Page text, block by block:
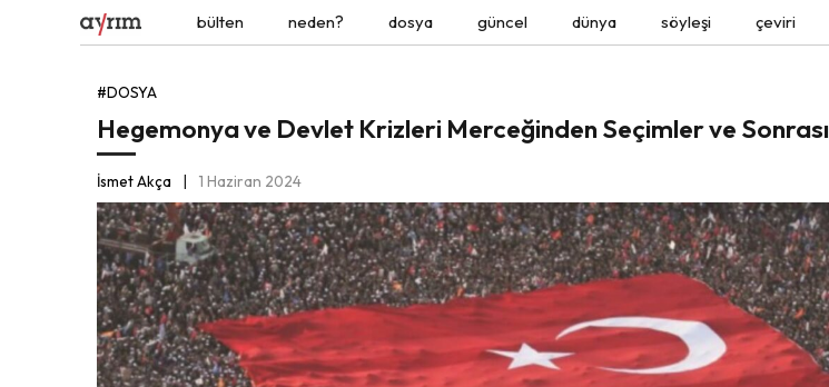
bülten neden? dosya güncel dünya söyleşi çeviri
#DOSYA
Hegemonya ve Devlet Krizleri Merceğinden Seçimler ve Sonrası
İsmet Akça 1 Haziran 2024